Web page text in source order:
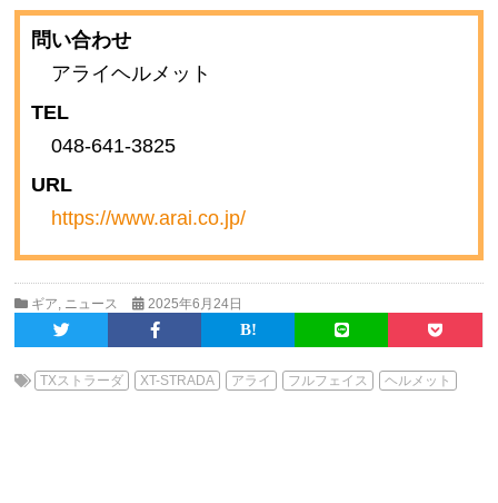
問い合わせ
アライヘルメット
TEL
048-641-3825
URL
https://www.arai.co.jp/
ギア, ニュース 2025年6月24日
TXストラーダ XT-STRADA アライ フルフェイス ヘルメット